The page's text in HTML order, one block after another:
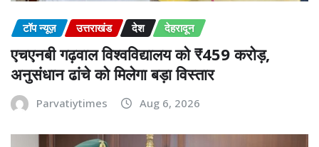
टॉप न्यूज़ उत्तराखंड देश देहरादून
एचएनबी गढ़वाल विश्वविद्यालय को ₹459 करोड़,
अनुसंधान ढांचे को मिलेगा बड़ा विस्तार
Parvatiytimes Aug 6, 2026